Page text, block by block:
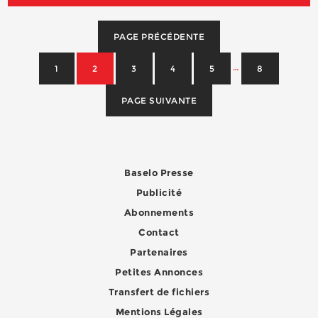
PAGE PRÉCÉDENTE
1 2 3 4 5 … 8
PAGE SUIVANTE
Baselo Presse
Publicité
Abonnements
Contact
Partenaires
Petites Annonces
Transfert de fichiers
Mentions Légales